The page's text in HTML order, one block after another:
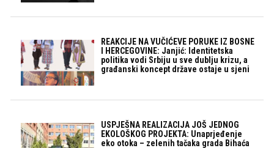
REAKCIJE NA VUČIĆEVE PORUKE IZ BOSNE
I HERCEGOVINE: Janjić: Identitetska
politika vodi Srbiju u sve dublju krizu, a
građanski koncept države ostaje u sjeni
USPJEŠNA REALIZACIJA JOŠ JEDNOG
EKOLOŠKOG PROJEKTA: Unaprjeđenje
eko otoka – zelenih tačaka grada Bihaća